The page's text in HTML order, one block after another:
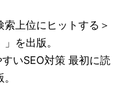
上位にヒットする＞
を出版。
いSEO対策 最初に読